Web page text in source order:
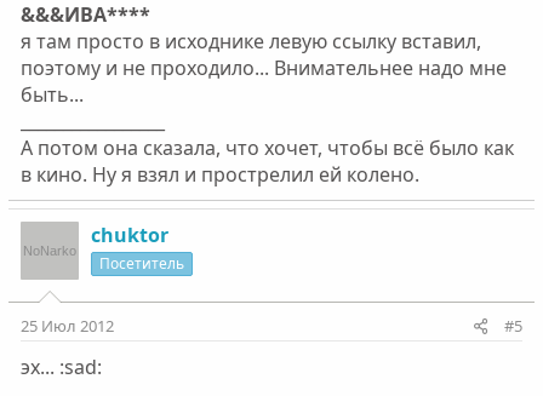
&&&ИВА****
я там просто в исходнике левую ссылку вставил,
поэтому и не проходило... Внимательнее надо мне
быть...
А потом она сказала, что хочет, чтобы всё было как
в кино. Ну я взял и прострелил ей колено.
chuktor
Посетитель
25 Июл 2012 #5
эх... :sad: